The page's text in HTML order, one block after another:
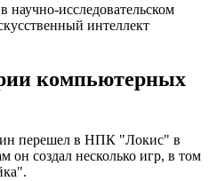
научно-исследовательском
интеллект
компьютерных
перешел в НПК "Локис" в
он создал несколько игр, в том